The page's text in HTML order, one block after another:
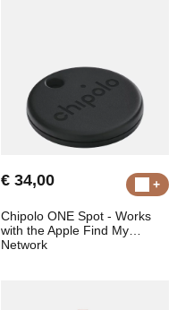
€ 34,00
Chipolo ONE Spot - Works
with the Apple Find My
Network